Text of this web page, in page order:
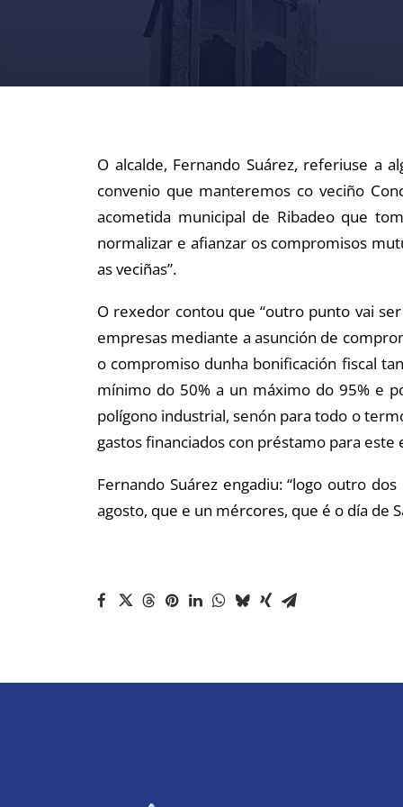
O alcalde, Fernando Suárez, referiuse a
convenio que manteremos co veciño
acometida municipal de Ribadeo que
normalizar e afianzar os compromisos
as veciñas”.
O rexedor contou que “outro punto vai
empresas mediante a asunción de
o compromiso dunha bonificación fiscal
mínimo do 50% a un máximo do 95% e
polígono industrial, senón para todo o
gastos financiados con préstamo para
Fernando Suárez engadiu: “logo outro
agosto, que e un mércores, que é o día de